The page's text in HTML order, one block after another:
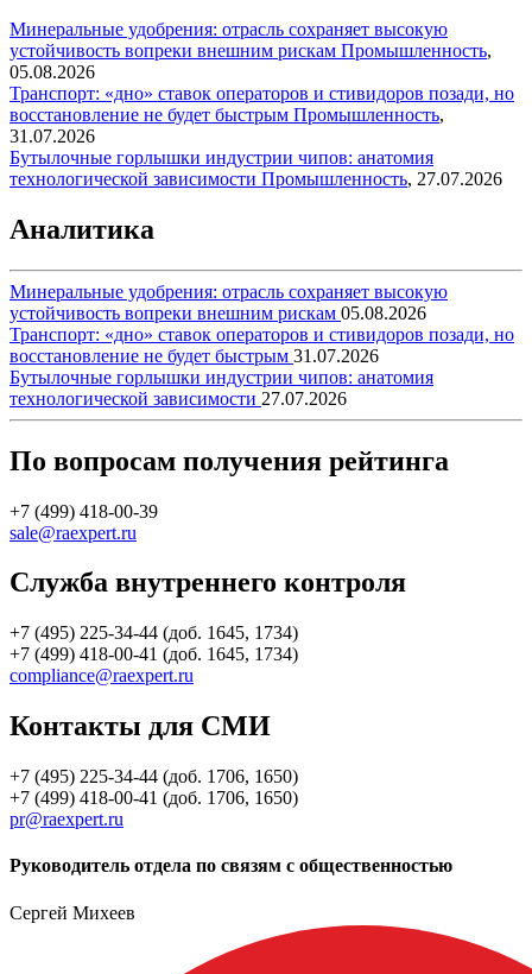
Минеральные удобрения: отрасль сохраняет высокую
устойчивость вопреки внешним рискам Промышленность,
05.08.2026
Транспорт: «дно» ставок операторов и стивидоров позади, но
восстановление не будет быстрым Промышленность,
31.07.2026
Бутылочные горлышки индустрии чипов: анатомия
технологической зависимости Промышленность, 27.07.2026
Аналитика
Минеральные удобрения: отрасль сохраняет высокую
устойчивость вопреки внешним рискам 05.08.2026
Транспорт: «дно» ставок операторов и стивидоров позади, но
восстановление не будет быстрым 31.07.2026
Бутылочные горлышки индустрии чипов: анатомия
технологической зависимости 27.07.2026
По вопросам получения рейтинга
+7 (499) 418-00-39
sale@raexpert.ru
Служба внутреннего контроля
+7 (495) 225-34-44 (доб. 1645, 1734)
+7 (499) 418-00-41 (доб. 1645, 1734)
compliance@raexpert.ru
Контакты для СМИ
+7 (495) 225-34-44 (доб. 1706, 1650)
+7 (499) 418-00-41 (доб. 1706, 1650)
pr@raexpert.ru
Руководитель отдела по связям с общественностью
Сергей Михеев